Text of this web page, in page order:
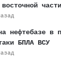
нефтебазе в
БПЛА ВСУ